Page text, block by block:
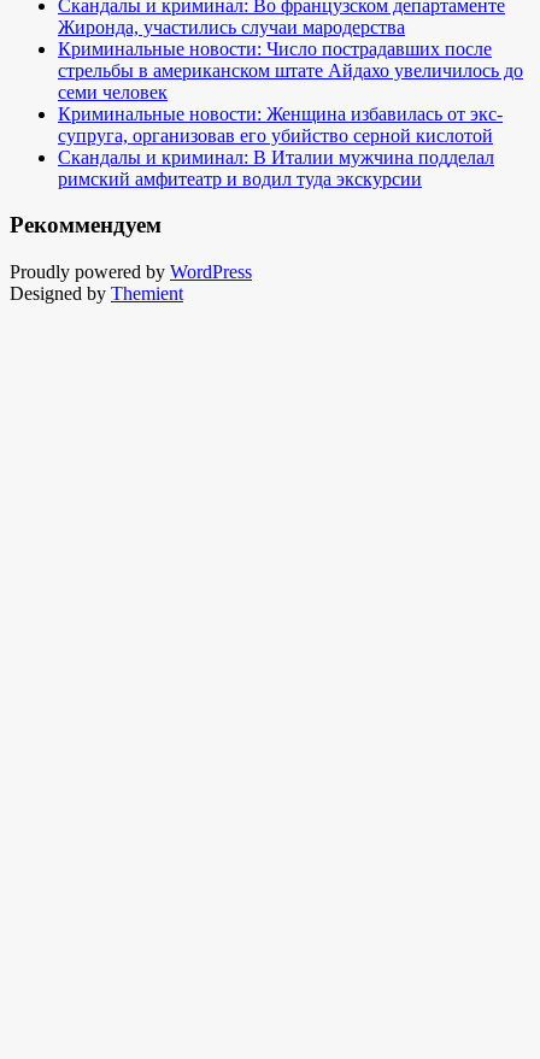
Скандалы и криминал: Во французском департаменте
Жиронда, участились случаи мародерства
Криминальные новости: Число пострадавших после
стрельбы в американском штате Айдахо увеличилось до
семи человек
Криминальные новости: Женщина избавилась от экс-
супруга, организовав его убийство серной кислотой
Скандалы и криминал: В Италии мужчина подделал
римский амфитеатр и водил туда экскурсии
Рекоммендуем
Proudly powered by WordPress
Designed by Themient